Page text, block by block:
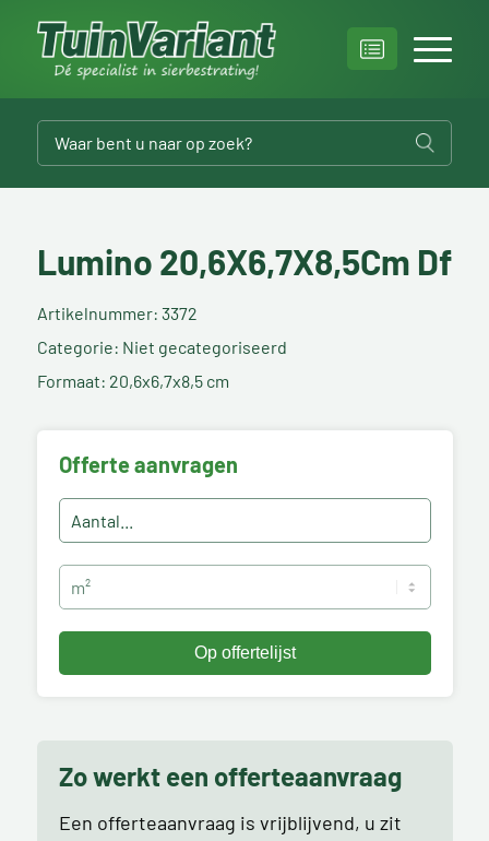
Lumino 20,6X6,7X8,5Cm Df
Artikelnummer: 3372
Categorie: Niet gecategoriseerd
Formaat: 20,6x6,7x8,5 cm
Offerte aanvragen
Zo werkt een offerteaanvraag
Een offerteaanvraag is vrijblijvend, u zit